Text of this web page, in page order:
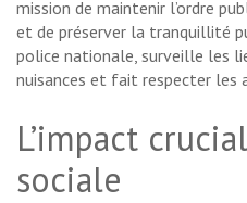
mission de maintenir l’ordre
et de préserver la tranquillité
police nationale, surveille les
nuisances et fait respecter les
L’impact
sociale